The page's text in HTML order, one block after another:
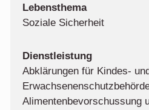
Soziale Sicherheit
Abklärungen für Kindes-
Alimentenbevorschussung